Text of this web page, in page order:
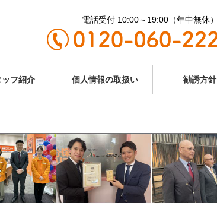
電話受付 10:00～19:00（年中無休）
ッフ紹介 個人情報の取扱い 勧誘方針